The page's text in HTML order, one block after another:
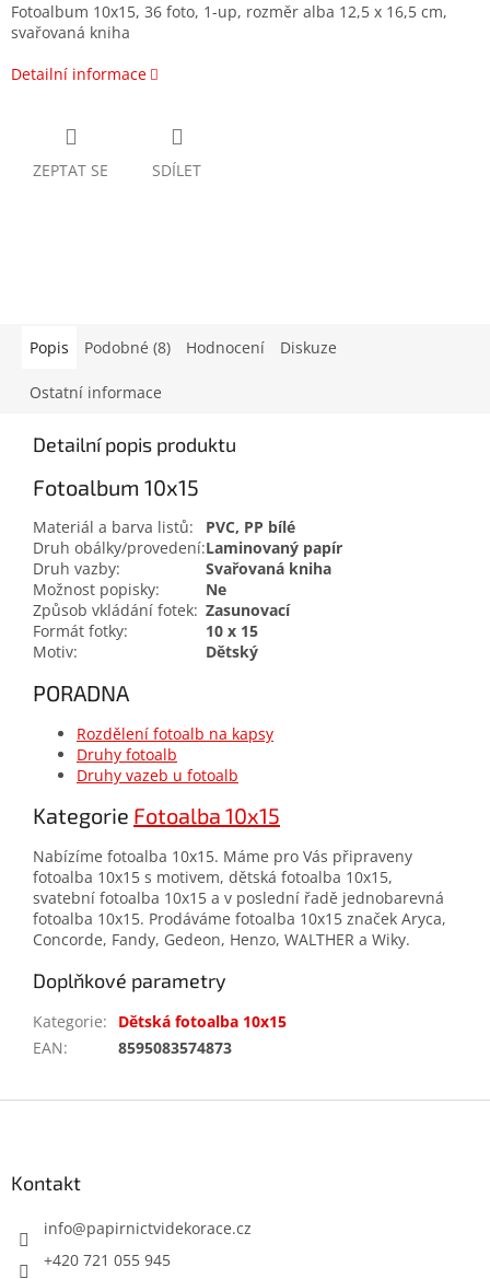
Fotoalbum 10x15, 36 foto, 1-up, rozměr alba 12,5 x 16,5 cm,
svařovaná kniha
Detailní informace
ZEPTAT SE SDÍLET
Popis Podobné (8) Hodnocení Diskuze
Ostatní informace
Detailní popis produktu
Fotoalbum 10x15
Materiál a barva listů:
PVC, PP bílé
Druh obálky/provedení:Laminovaný papír
Druh vazby:
Svařovaná kniha
Možnost popisky:
Ne
Způsob vkládání fotek: Zasunovací
Formát fotky:
10 x 15
Motiv:
Dětský
PORADNA
Rozdělení fotoalb na kapsy
Druhy fotoalb
Druhy vazeb u fotoalb
Kategorie Fotoalba 10x15
Nabízíme fotoalba 10x15. Máme pro Vás připraveny
fotoalba 10x15 s motivem, dětská fotoalba 10x15,
svatební fotoalba 10x15 a v poslední řadě jednobarevná
fotoalba 10x15. Prodáváme fotoalba 10x15 značek Aryca,
Concorde, Fandy, Gedeon, Henzo, WALTHER a Wiky.
Doplňkové parametry
Kategorie:
Dětská fotoalba 10x15
EAN: 8595083574873
Kontakt
info@papirnictvidekorace.cz
+420 721 055 945